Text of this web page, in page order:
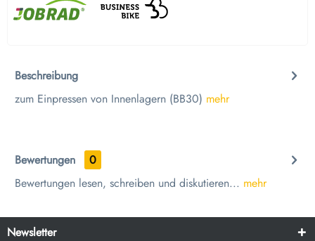
Beschreibung
zum Einpressen von Innenlagern (BB30) mehr
Bewertungen
0
Bewertungen lesen, schreiben und diskutieren... mehr
Newsletter